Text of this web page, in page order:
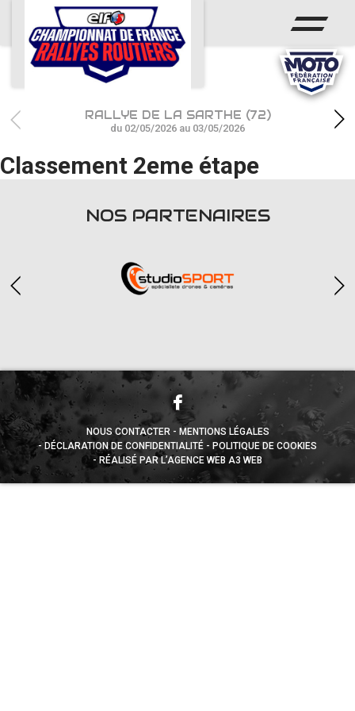
ACCUEIL
ACTUS
CALENDRIER
CHAMPIONNAT
RÉSULTATS
RALLYE DE LA SARTHE (72)
du 02/05/2026 au 03/05/2026
Classement 2eme étape
NOS PARTENAIRES
NOUS CONTACTER
MENTIONS LÉGALES
DÉCLARATION DE CONFIDENTIALITÉ
POLITIQUE DE COOKIES
RÉALISÉ PAR L’AGENCE WEB A3 WEB